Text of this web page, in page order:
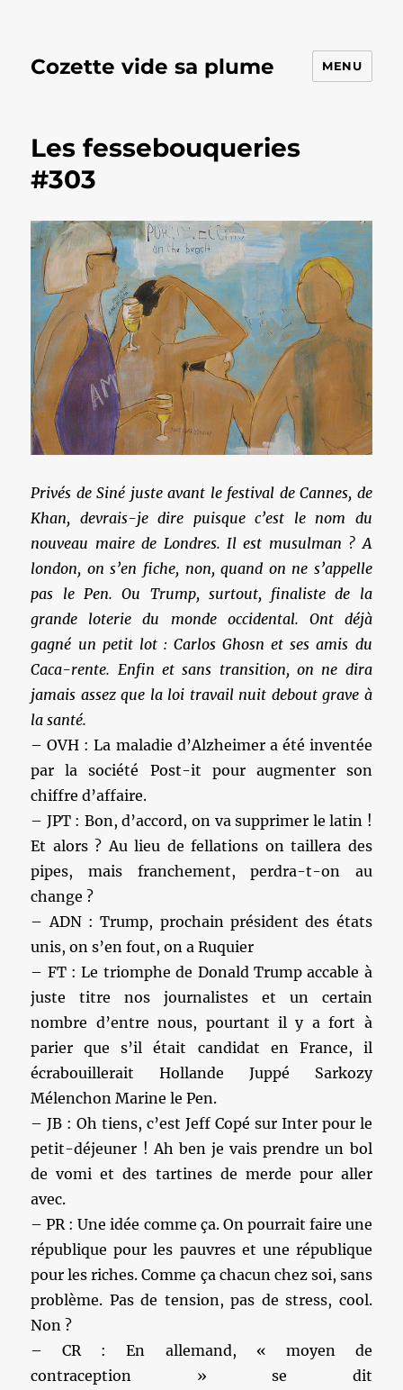
Cozette vide sa plume MENU
Les fessebouqueries
#303
Privés de Siné juste avant le festival de Cannes, de
Khan, devrais-je dire puisque c’est le nom du
nouveau maire de Londres. Il est musulman ? A
london, on s’en fiche, non, quand on ne s’appelle
pas le Pen. Ou Trump, surtout, finaliste de la
grande loterie du monde occidental. Ont déjà
gagné un petit lot : Carlos Ghosn et ses amis du
Caca-rente. Enfin et sans transition, on ne dira
jamais assez que la loi travail nuit debout grave à
la santé.
– OVH : La maladie d’Alzheimer a été inventée
par la société Post-it pour augmenter son
chiffre d’affaire.
– JPT : Bon, d’accord, on va supprimer le latin !
Et alors ? Au lieu de fellations on taillera des
pipes, mais franchement, perdra-t-on au
change ?
– ADN : Trump, prochain président des états
unis, on s’en fout, on a Ruquier
– FT : Le triomphe de Donald Trump accable à
juste titre nos journalistes et un certain
nombre d’entre nous, pourtant il y a fort à
parier que s’il était candidat en France, il
écrabouillerait Hollande Juppé Sarkozy
Mélenchon Marine le Pen.
– JB : Oh tiens, c’est Jeff Copé sur Inter pour le
petit-déjeuner ! Ah ben je vais prendre un bol
de vomi et des tartines de merde pour aller
avec.
– PR : Une idée comme ça. On pourrait faire une
république pour les pauvres et une république
pour les riches. Comme ça chacun chez soi, sans
problème. Pas de tension, pas de stress, cool.
Non ?
– CR : En allemand, « moyen de
contraception » se dit